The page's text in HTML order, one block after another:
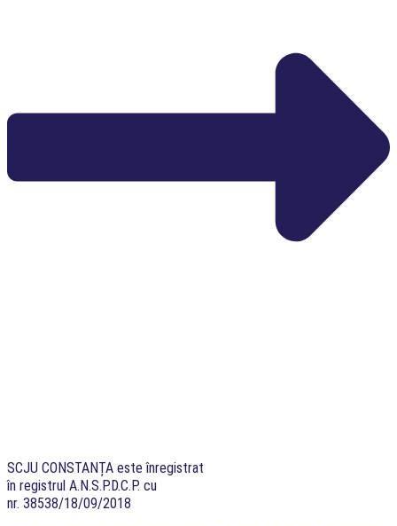
SCJU CONSTANȚA este înregistrat
în registrul A.N.S.P.D.C.P. cu
nr. 38538/18/09/2018